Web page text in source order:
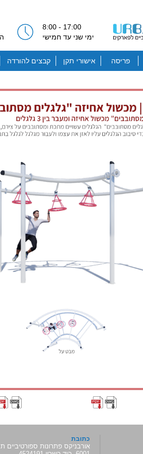
17:00 - 8:00
ימי שני עד חמישי
פריסה אישורי תקן קבצים להורדה
כתובת
אורבניקס פתרונות ספורטיביים